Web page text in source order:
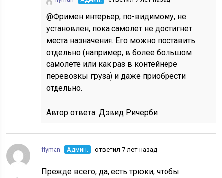
@Фримен интерьер, по-видимому, не
установлен, пока самолет не достигнет
места назначения. Его можно поставить
отдельно (например, в более большом
самолете или как раз в контейнере
перевозкы груза) и даже приобрести
отдельно.
Автор ответа:Дэвид Ричерби
flyman Админ. ответил 7 лет назад
Прежде всего, да, есть трюки, чтобы